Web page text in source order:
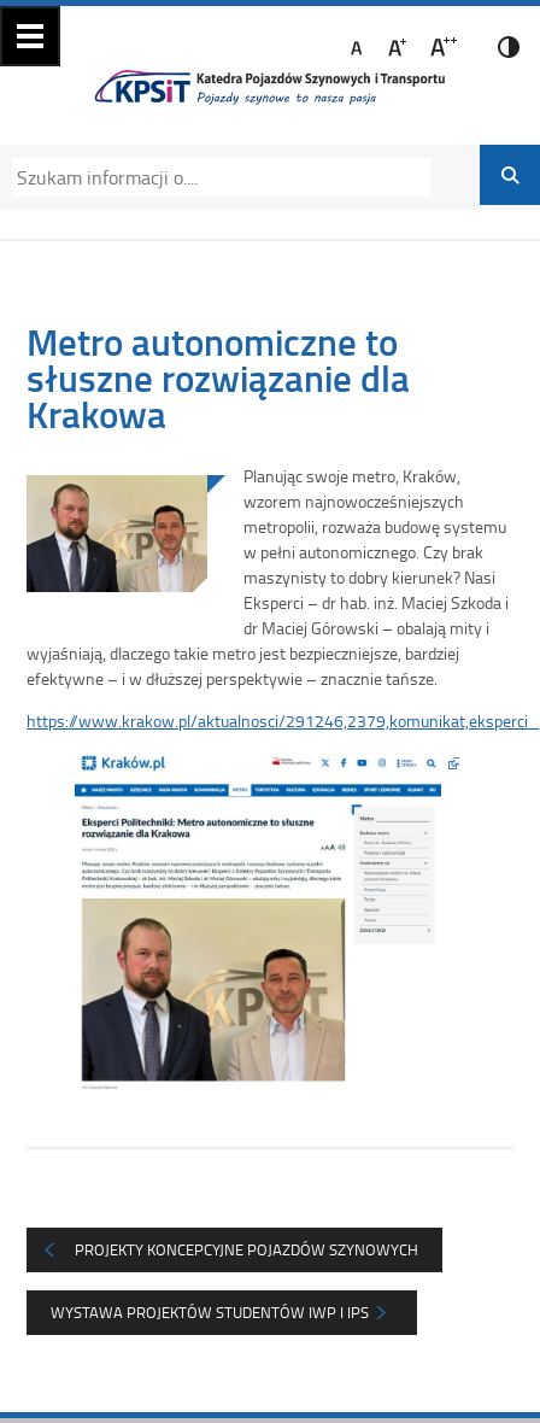
Katedra Pojazdów
Szynowych i
Transportu
Katedra Pojazdów Szynowych i Transportu
Politechniki Krakowskiej na Wydziale
Mechanicznym
Metro autonomiczne to
słuszne rozwiązanie dla
Krakowa
Planując swoje metro, Kraków,
wzorem najnowocześniejszych
metropolii, rozważa budowę systemu
w pełni autonomicznego. Czy brak
maszynisty to dobry kierunek? Nasi
Eksperci – dr hab. inż. Maciej Szkoda i
dr Maciej Górowski – obalają mity i
wyjaśniają, dlaczego takie metro jest bezpieczniejsze, bardziej
efektywne – i w dłuższej perspektywie – znacznie tańsze.
https://www.krakow.pl/aktualnosci/
PROJEKTY KONCEPCYJNE POJAZDÓW SZYNOWYCH
WYSTAWA PROJEKTÓW STUDENTÓW IWP I IPS